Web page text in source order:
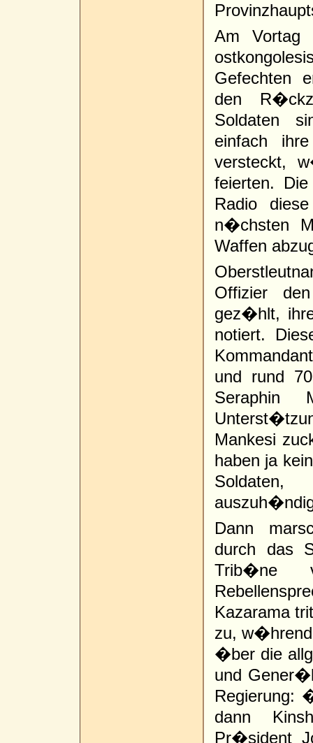
Am Vortag
Gefechten
den
Soldaten
einfach
versteckt,
feierten.
Radio
n�chsten
Waffen
Offizier
gez�hlt,
notiert.
und rund
Seraphin
Mankesi
haben ja
Dann
durch das
Trib�ne
Kazarama
zu,
�ber die
und
Regierung:
dann
Pr�sident